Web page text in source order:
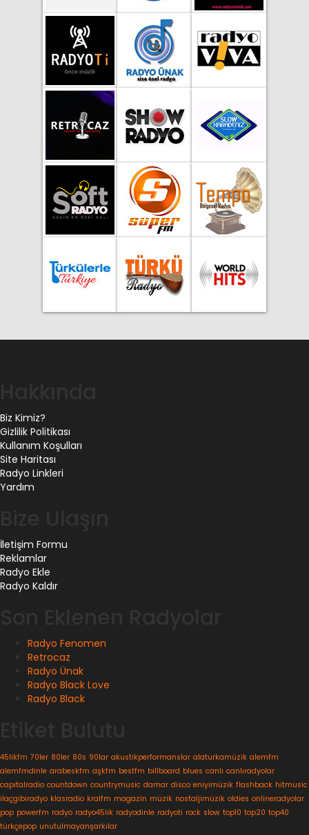
Biz Kimiz?
Gizlilik Politikası
Kullanım Koşulları
Site Haritası
Radyo Linkleri
Yardım
İletişim Formu
Reklamlar
Radyo Ekle
Radyo Kaldır
Radyo Fenomen
Retrocaz
Radyo Ünak
Radyo Black Love
Radyo Black
45likfm 70ler 80ler 80s 90lar akustikperformanslar alaturkamüzik alemfm
alemfmdinle arabeskfm aşkfm bestfm billboard blues canlı canlıradyolar
capitalradio countdown countrymusic damar disco eniyimüzik flashback hitmusic
ilaçgibiradyo klasradio kralfm magazin müzik nostaljimüzik oldies onlineradyolar
pop powerfm radyo radyo45lik radyodinle radyoti rock slow top10 top20 top40
türkçepop unutulmayanşarkılar